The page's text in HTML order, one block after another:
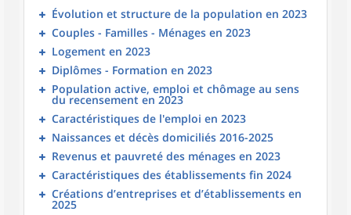
Évolution et structure de la population en 2023
Couples - Familles - Ménages en 2023
Logement en 2023
Diplômes - Formation en 2023
Population active, emploi et chômage au sens
du recensement en 2023
Caractéristiques de l'emploi en 2023
Naissances et décès domiciliés 2016-2025
Revenus et pauvreté des ménages en 2023
Caractéristiques des établissements fin 2024
Créations d’entreprises et d’établissements en
2025